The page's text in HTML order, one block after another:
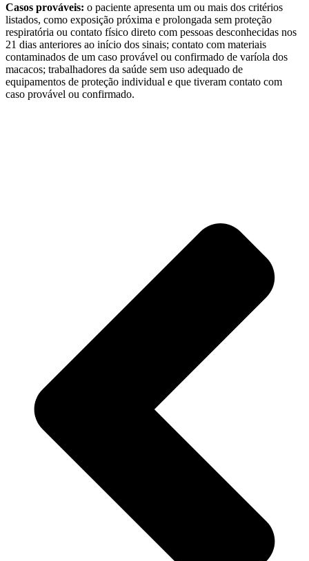
Casos prováveis: o paciente apresenta um ou mais dos critérios
listados, como exposição próxima e prolongada sem proteção
respiratória ou contato físico direto com pessoas desconhecidas nos
21 dias anteriores ao início dos sinais; contato com materiais
contaminados de um caso provável ou confirmado de varíola dos
macacos; trabalhadores da saúde sem uso adequado de
equipamentos de proteção individual e que tiveram contato com
caso provável ou confirmado.